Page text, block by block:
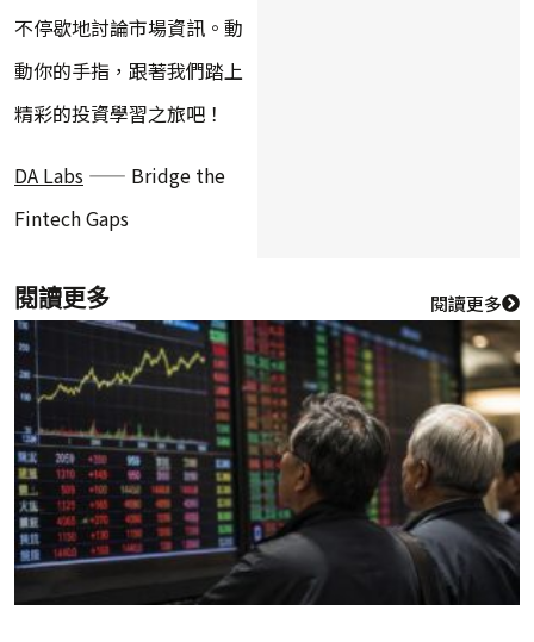
不停歇地討論市場資訊。動
動你的手指，跟著我們踏上
精彩的投資學習之旅吧！
DA Labs —— Bridge the
Fintech Gaps
閱讀更多 閱讀更多